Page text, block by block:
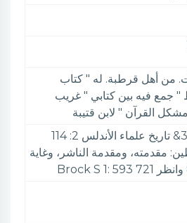
من أهل قرطبة. له " كتاب
جمع فيه بين كتابي " غريب
القرآن " لابن قتيبة
الأعلام 5: 314& تاريخ علماء الأندلس 2: 114
مقدمته، ومقدمة الناشر، وغاية